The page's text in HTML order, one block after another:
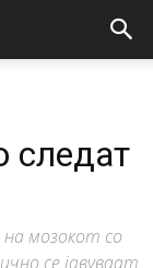
следат
мозокот со
се јавуваат